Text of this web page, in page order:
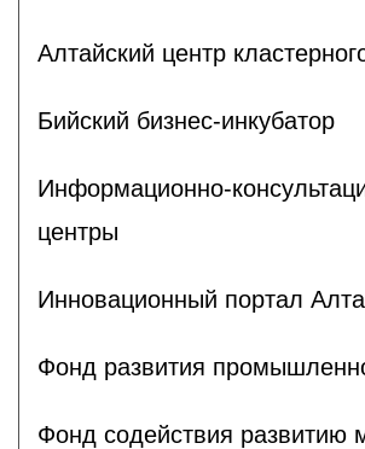
Алтайский центр
Бийский бизнес-инкубатор
Информационно-
центры
Инновационный портал
Фонд развития
Фонд содействия